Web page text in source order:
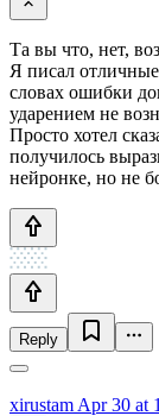
Та вы что, нет,
Я писал
словах ошибки
ударением не
Просто хотел
получилось
нейронке, но не
Reply
xirustam Apr 30 at